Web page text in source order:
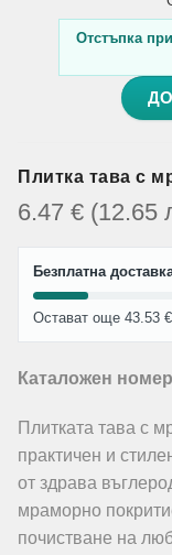
Отстъпка
Плитка тава с
6.47 € (12.65
Безплатна
Остават още 43.53
Каталожен
Плитката тава с
практичен и
от здрава
мраморно
почистване на